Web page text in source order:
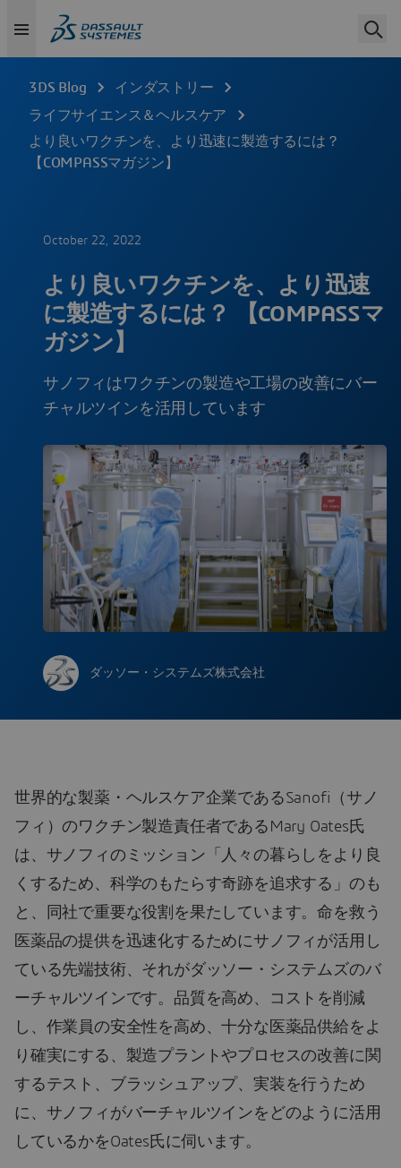
3DS Blog
インダストリー
ライフサイエンス＆ヘルスケア
より良いワクチンを、より迅速に製造するには？
【COMPASSマガジン】
October 22, 2022
より良いワクチンを、より迅速
に製造するには？ 【COMPASSマ
ガジン】
サノフィはワクチンの製造や工場の改善にバー
チャルツインを活用しています
ダッソー・システムズ株式会社
世界的な製薬・ヘルスケア企業であるSanofi（サノ
フィ）のワクチン製造責任者であるMary Oates氏
は、サノフィのミッション「人々の暮らしをより良
くするため、科学のもたらす奇跡を追求する」のも
と、同社で重要な役割を果たしています。命を救う
医薬品の提供を迅速化するためにサノフィが活用し
ている先端技術、それがダッソー・システムズのバ
ーチャルツインです。品質を高め、コストを削減
し、作業員の安全性を高め、十分な医薬品供給をよ
り確実にする、製造プラントやプロセスの改善に関
するテスト、ブラッシュアップ、実装を行うため
に、サノフィがバーチャルツインをどのように活用
しているかをOates氏に伺います。